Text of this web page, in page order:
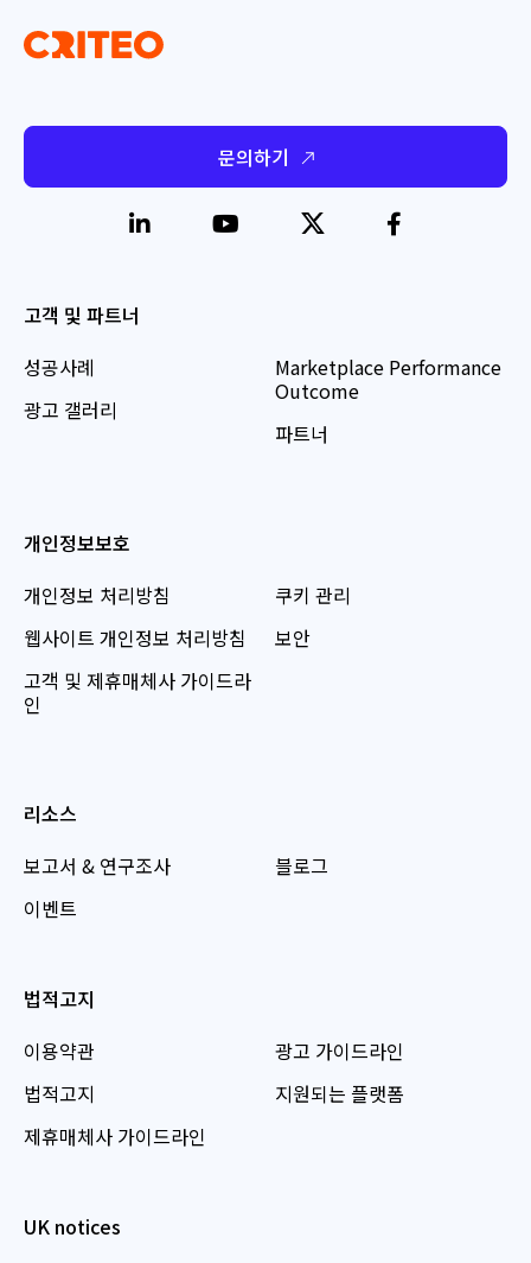
문의하기
고객 및 파트너
성공사례
광고 갤러리
Marketplace Performance
Outcome
파트너
개인정보보호
개인정보 처리방침
웹사이트 개인정보 처리방침
고객 및 제휴매체사 가이드라
인
쿠키 관리
보안
리소스
보고서 & 연구조사
이벤트
블로그
법적고지
이용약관
법적고지
제휴매체사 가이드라인
광고 가이드라인
지원되는 플랫폼
UK notices